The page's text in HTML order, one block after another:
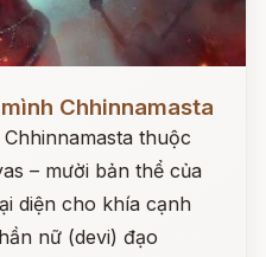
Chhinnamasta
thuộc
– mười bản thể của
diện cho khía cạnh
nữ (devi) đạo